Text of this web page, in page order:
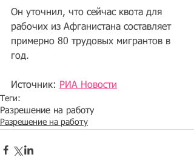
Он уточнил, что сейчас квота для
рабочих из Афганистана составляет
примерно 80 трудовых мигрантов в
год.
Источник: РИА Новости
Теги:
Разрешение на работу
Разрешение на работу